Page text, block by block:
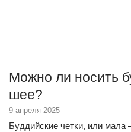
Можно ли носить
шее?
9 апреля 2025
Буддийские четки, или